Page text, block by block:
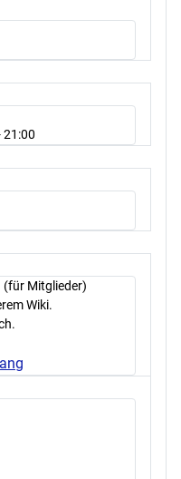
21:00
Mitglieder)
Wiki.